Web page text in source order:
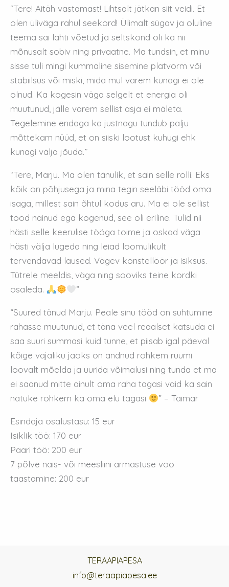
“Tere! Aitäh vastamast! Lihtsalt jätkan siit veidi. Et
olen üliväga rahul seekord! Ülimalt sügav ja oluline
teema sai lahti võetud ja seltskond oli ka nii
mõnusalt sobiv ning privaatne. Ma tundsin, et minu
sisse tuli mingi kummaline sisemine platvorm või
stabiilsus või miski, mida mul varem kunagi ei ole
olnud. Ka kogesin väga selgelt et energia oli
muutunud, jälle varem sellist asja ei mäleta.
Tegelemine endaga ka justnagu tundub palju
mõttekam nüüd, et on siiski lootust kuhugi ehk
kunagi välja jõuda.”
“Tere, Marju. Ma olen tänulik, et sain selle rolli. Eks
kõik on põhjusega ja mina tegin seeläbi tööd oma
isaga, millest sain õhtul kodus aru. Ma ei ole sellist
tööd näinud ega kogenud, see oli eriline. Tulid nii
hästi selle keerulise tööga toime ja oskad väga
hästi välja lugeda ning leiad loomulikult
tervendavad laused. Vägev konstellöör ja isiksus.
Tütrele meeldis, väga ning sooviks teine kordki
osaleda.
”
“Suured tänud Marju. Peale sinu tööd on suhtumine
rahasse muutunud, et täna veel reaalset katsuda ei
saa suuri summasi kuid tunne, et piisab igal päeval
kõige vajaliku jaoks on andnud rohkem ruumi
loovalt mõelda ja uurida võimalusi ning tunda et ma
ei saanud mitte ainult oma raha tagasi vaid ka sain
natuke rohkem ka oma elu tagasi
” – Taimar
Esindaja osalustasu: 15 eur
Isiklik töö: 170 eur
Paari töö: 200 eur
7 põlve nais- või meesliini armastuse voo
taastamine: 200 eur
TERAAPIAPESA
info@teraapiapesa.ee